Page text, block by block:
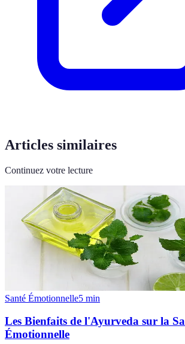
Articles similaires
Continuez votre lecture
Santé Émotionnelle5 min
Les Bienfaits de l'Ayurveda sur la
Émotionnelle